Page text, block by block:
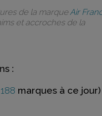
de la marqueAir
et accroches de la
:
marques à ce jour)